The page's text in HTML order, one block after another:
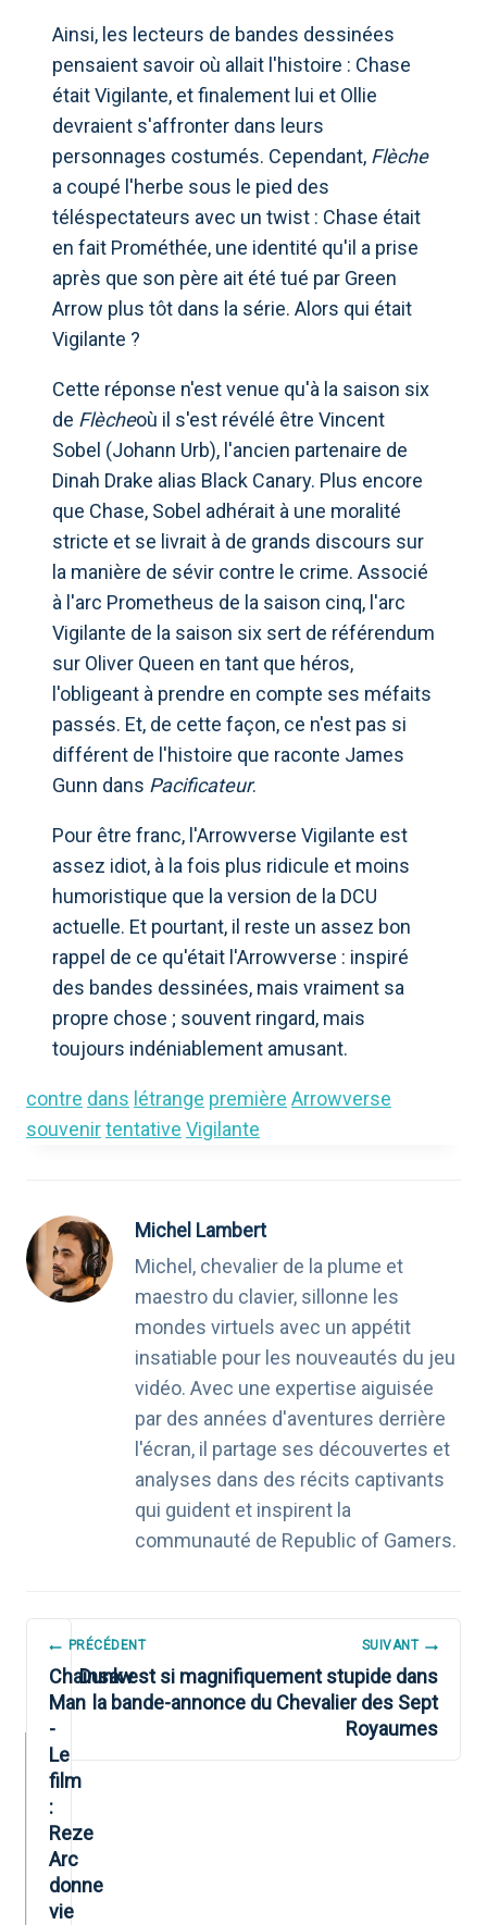
Ainsi, les lecteurs de bandes dessinées
pensaient savoir où allait l'histoire : Chase
était Vigilante, et finalement lui et Ollie
devraient s'affronter dans leurs
personnages costumés. Cependant, Flèche
a coupé l'herbe sous le pied des
téléspectateurs avec un twist : Chase était
en fait Prométhée, une identité qu'il a prise
après que son père ait été tué par Green
Arrow plus tôt dans la série. Alors qui était
Vigilante ?
Cette réponse n'est venue qu'à la saison six
de Flècheoù il s'est révélé être Vincent
Sobel (Johann Urb), l'ancien partenaire de
Dinah Drake alias Black Canary. Plus encore
que Chase, Sobel adhérait à une moralité
stricte et se livrait à de grands discours sur
la manière de sévir contre le crime. Associé
à l'arc Prometheus de la saison cinq, l'arc
Vigilante de la saison six sert de référendum
sur Oliver Queen en tant que héros,
l'obligeant à prendre en compte ses méfaits
passés. Et, de cette façon, ce n'est pas si
différent de l'histoire que raconte James
Gunn dans Pacificateur.
Pour être franc, l'Arrowverse Vigilante est
assez idiot, à la fois plus ridicule et moins
humoristique que la version de la DCU
actuelle. Et pourtant, il reste un assez bon
rappel de ce qu'était l'Arrowverse : inspiré
des bandes dessinées, mais vraiment sa
propre chose ; souvent ringard, mais
toujours indéniablement amusant.
contre dans létrange première Arrowverse
souvenirtentative Vigilante
Michel Lambert
Michel, chevalier de la plume et
maestro du clavier, sillonne les
mondes virtuels avec un appétit
insatiable pour les nouveautés du jeu
vidéo. Avec une expertise aiguisée
par des années d'aventures derrière
l'écran, il partage ses découvertes et
analyses dans des récits captivants
qui guident et inspirent la
communauté de Republic of Gamers.
NAVIGATION
DE
L’ARTICLE
PRÉCÉDENT
Chainsaw
Man
-
Le
film
:
Reze
Arc
donne
vie
SUIVANT
Dunk est si magnifiquement stupide dans
la bande-annonce du Chevalier des Sept
Royaumes